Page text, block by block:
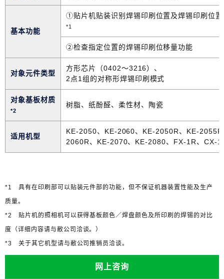
基本功能
①贴片机贴装识别焊锡印刷位置及焊锡印刷位
*1
②检查指定位置的焊锡印刷位移量功能
对象元件类型
方形芯片（0402～3216）、
2点1组的对称形焊锡印刷模式
对象基板材质
*2
树脂、纸酚醛、柔性材、陶瓷
适用机型
KE-2050、KE-2060、KE-2050R、KE-
2060R、KE-2070、KE-2080、FX-1R、CX-1
*1 具有在印刷部可以贴装元件部的功能，但不保证机器装置性能及生产
质量。
*2 贴片机的照相机可以获得基板颜色／焊盘颜色及所印刷的焊锡的对比
度（详细内容请与敝公司洽谈。）
*3 关于其它机型请与敝公司推销员洽谈。
网上咨询